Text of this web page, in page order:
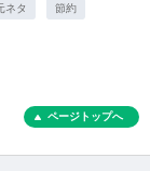
ネタ 節約
ページトップへ